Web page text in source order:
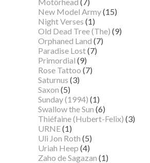
New Model Army(15)
Night Verses (1)
Old Dead Tree (The) (9)
Orphaned Land (7)
Paradise Lost(7)
Primordial (9)
Rose Tattoo (7)
Saturnus (3)
Saxon (5)
Sunday (1994) (1)
Swallow the Sun (6)
Thiéfaine (Hubert-Felix) (3)
URNE(1)
Uli Jon Roth (5)
Uriah Heep (4)
Zaho de Sagazan (1)